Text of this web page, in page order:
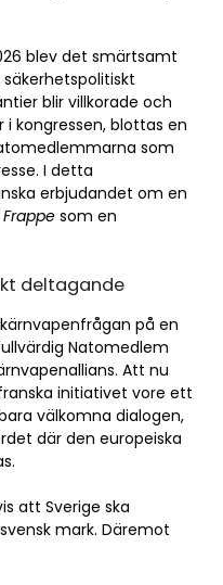
blev det smärtsamt
blir villkorade och
kongressen, blottas en
som
I detta
erbjudandet om en
som en
deltagande
på en
Natomedlem
Att nu
initiativet vore ett
välkomna dialogen,
där den europeiska
att Sverige ska
mark. Däremot